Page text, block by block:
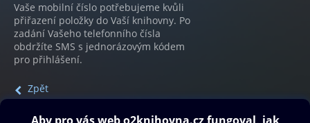
Vaše mobilní číslo potřebujeme kvůli
přiřazení položky do Vaší knihovny. Po
zadání Vašeho telefonního čísla
obdržíte SMS s jednorázovým kódem
pro přihlášení.
Zpět